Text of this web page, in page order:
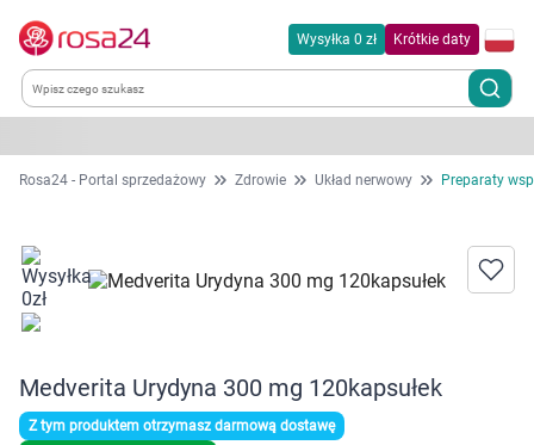
Wysyłka 0 zł Krótkie daty
Kategorie
Dla zwierząt
Zdrowie
Rosa24 - Portal sprzedażowy Zdrowie Układ nerwowy Preparaty
Medverita Urydyna 300 mg 120kapsułek
Z tym produktem otrzymasz darmową dostawę